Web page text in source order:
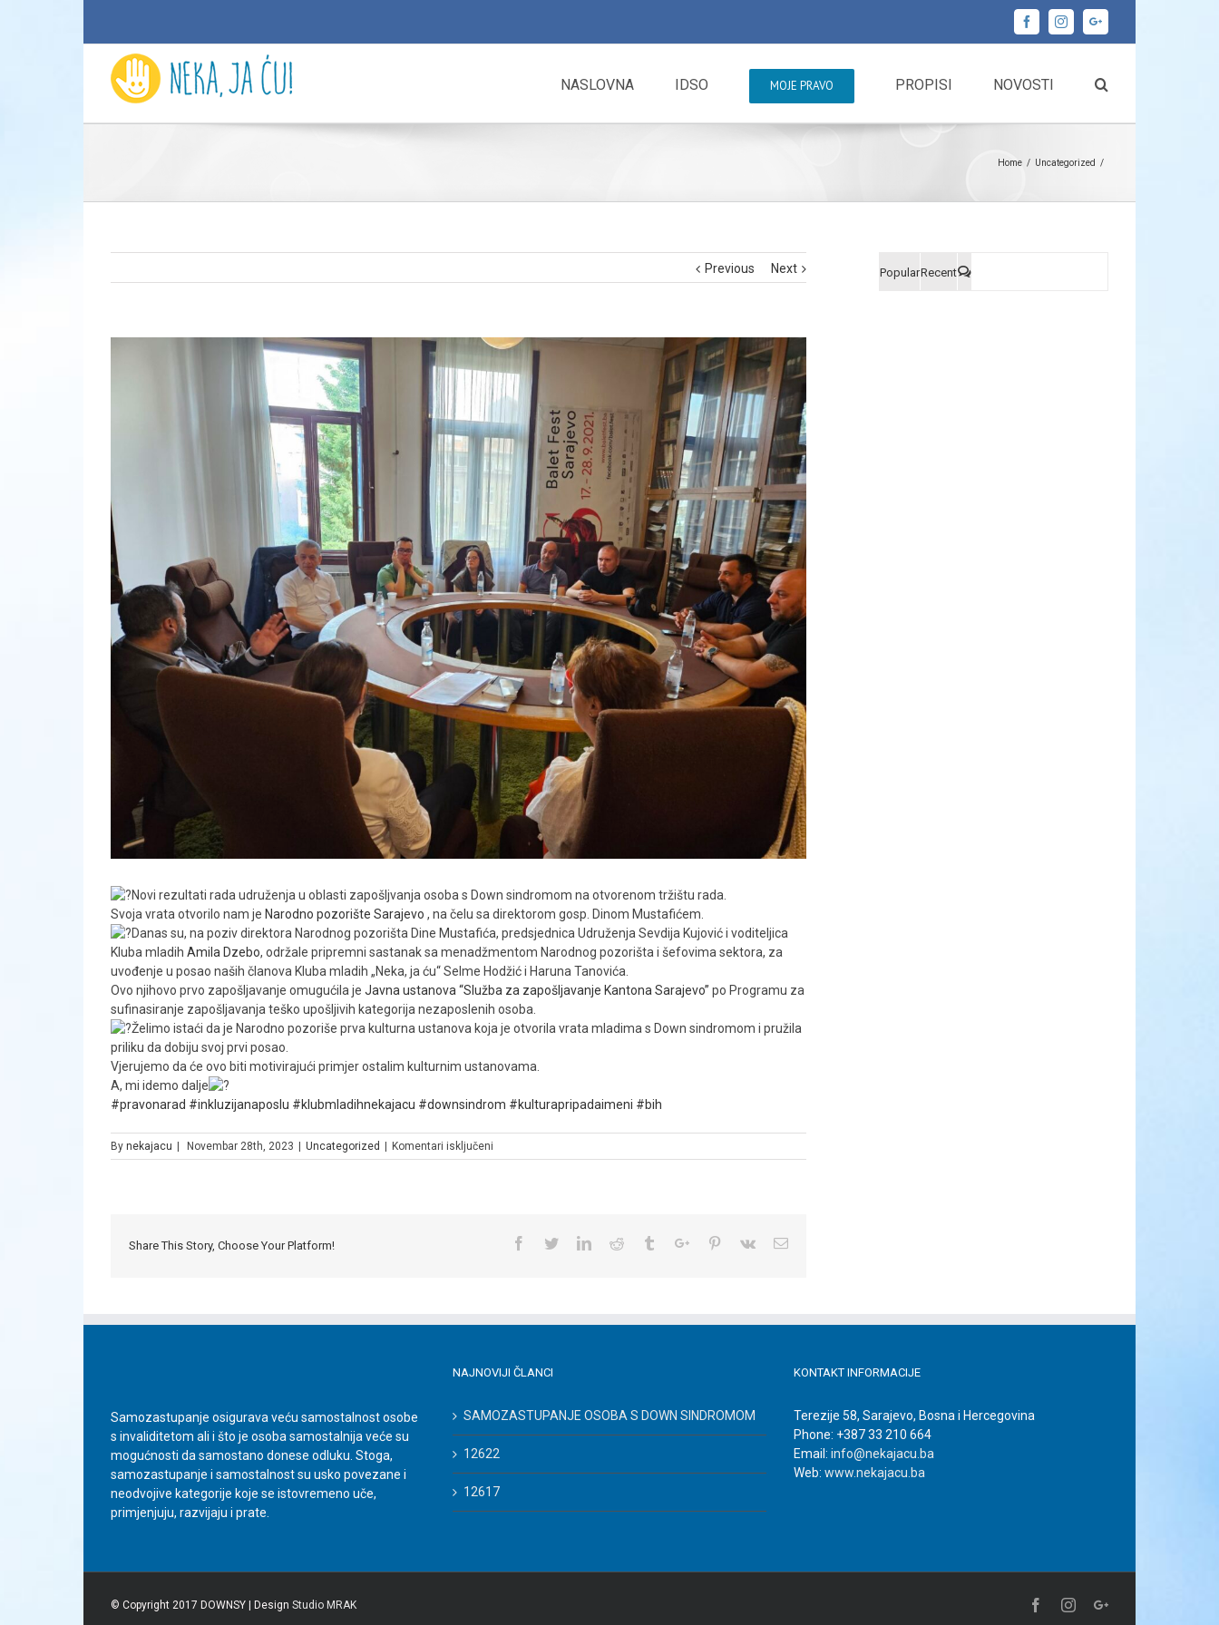
FacebookInstagramGoogle+
NASLOVNA IDSO MOJE PRAVO PROPISI NOVOSTI
Home / Uncategorized /
Previous Next
Novi rezultati rada udruženja u oblasti zapošljvanja osoba s Down sindromom na otvorenom tržištu rada.
Svoja vrata otvorilo nam je Narodno pozorište Sarajevo , na čelu sa direktorom gosp. Dinom Mustafićem.
Danas su, na poziv direktora Narodnog pozorišta Dine Mustafića, predsjednica Udruženja Sevdija Kujović i voditeljica
Kluba mladih Amila Dzebo, održale pripremni sastanak sa menadžmentom Narodnog pozorišta i šefovima sektora, za
uvođenje u posao naših članova Kluba mladih „Neka, ja ću“ Selme Hodžić i Haruna Tanovića.
Ovo njihovo prvo zapošljavanje omugućila je Javna ustanova “Služba za zapošljavanje Kantona Sarajevo” po Programu za
sufinasiranje zapošljavanja teško upošljivih kategorija nezaposlenih osoba.
Želimo istaći da je Narodno pozoriše prva kulturna ustanova koja je otvorila vrata mladima s Down sindromom i pružila
priliku da dobiju svoj prvi posao.
Vjerujemo da će ovo biti motivirajući primjer ostalim kulturnim ustanovama.
A, mi idemo dalje
#pravonarad #inkluzijanaposlu #klubmladihnekajacu #downsindrom #kulturapripadaimeni #bih
By nekajacu Novembar 28th, 2023 Uncategorized Komentari isključeni
Share This Story, Choose Your Platform! Facebook
TwitterLinkedinReddit TumblrGoogle+Pinterest
Vk Email
PopularRecent
Samozastupanje osigurava veću samostalnost osobe
s invaliditetom ali i što je osoba samostalnija veće su
mogućnosti da samostano donese odluku. Stoga,
samozastupanje i samostalnost su usko povezane i
neodvojive kategorije koje se istovremeno uče,
primjenjuju, razvijaju i prate.
NAJNOVIJI ČLANCI
SAMOZASTUPANJE OSOBA S DOWN SINDROMOM
12622
12617
KONTAKT INFORMACIJE
Terezije 58, Sarajevo, Bosna i Hercegovina
Phone: +387 33 210 664
Email:info@nekajacu.ba
Web:www.nekajacu.ba
© Copyright 2017 DOWNSY | Design Studio MRAK FacebookInstagramGoogle+